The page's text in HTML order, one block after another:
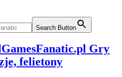
Search Button
GamesFanatic.pl Gry
felietony